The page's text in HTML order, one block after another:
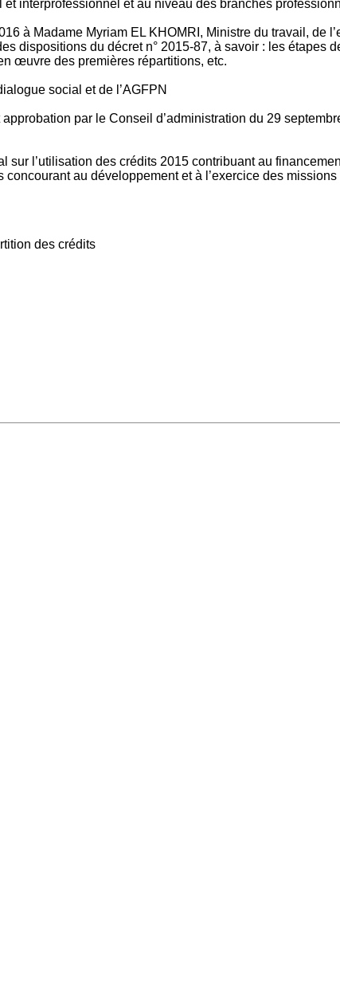
interprofessionnel et au niveau des branches
à Madame Myriam EL KHOMRI, Ministre du travail, de
dispositions du décret n° 2015-87, à savoir : les étapes
œuvre des premières répartitions, etc.
social et de l’AGFPN
par le Conseil d’administration du 29
l’utilisation des crédits 2015 contribuant au
au développement et à l’exercice des missions
des crédits